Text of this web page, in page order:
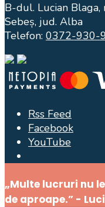
B-dul. Lucian
Sebeș, jud. Alba
Telefon: 0372-930-
Rss Feed
Facebook
YouTube
Window
„Multe lucruri nu
de aproape.” -